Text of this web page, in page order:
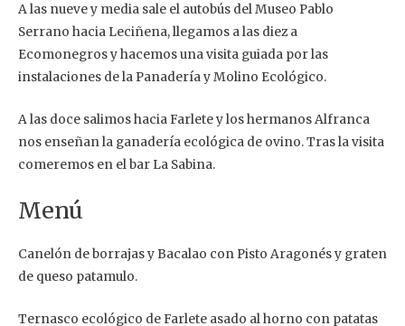
A las nueve y media sale el autobús del Museo Pablo
Serrano hacia Leciñena, llegamos a las diez a
Ecomonegros y hacemos una visita guiada por las
instalaciones de la Panadería y Molino Ecológico.
A las doce salimos hacia Farlete y los hermanos Alfranca
nos enseñan la ganadería ecológica de ovino. Tras la visita
comeremos en el bar La Sabina.
Menú
Canelón de borrajas y Bacalao con Pisto Aragonés y graten
de queso patamulo.
Ternasco ecológico de Farlete asado al horno con patatas